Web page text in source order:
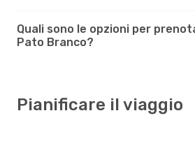
Quali sono le opzioni per
Pato Branco?
Pianificare il viaggio